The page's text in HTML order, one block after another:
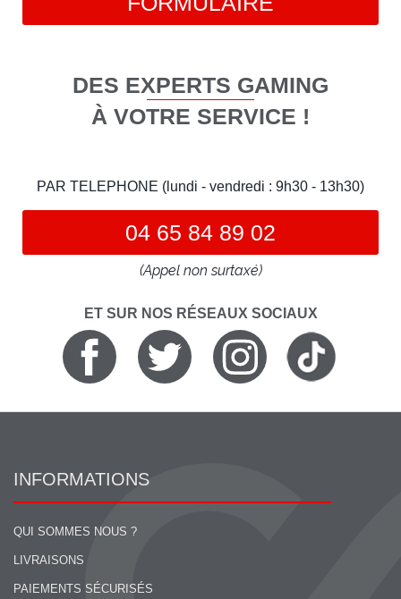
DES EXPERTS GAMING
À VOTRE SERVICE !
PAR TELEPHONE (lundi - vendredi : 9h30 - 13h30)
04 65 84 89 02
(Appel non surtaxé)
ET SUR NOS RÉSEAUX SOCIAUX
INFORMATIONS
QUI SOMMES NOUS ?
LIVRAISONS
PAIEMENTS SÉCURISÉS